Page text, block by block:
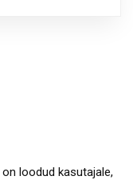
on loodud kasutajale,